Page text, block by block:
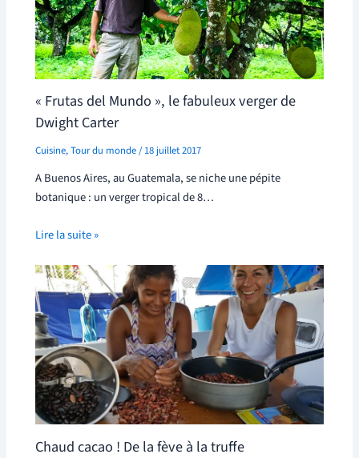
« Frutas del Mundo », le fabuleux verger de
Dwight Carter
Cuisine,Tour du monde/18 juillet 2017
A Buenos Aires, au Guatemala, se niche une pépite
botanique : un verger tropical de 8…
Lire la suite »
Chaud cacao ! De la fève à la truffe